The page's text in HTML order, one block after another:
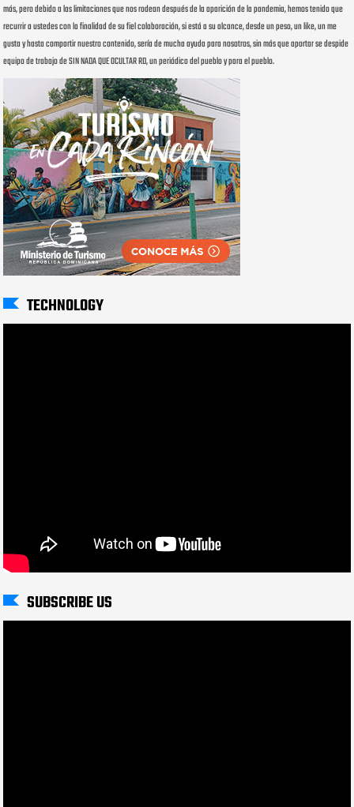
más, pero debido a las limitaciones que nos rodean después de la aparición de la pandemia, hemos tenido que
recurrir a ustedes con la finalidad de su fiel colaboración, si está a su alcance, desde un peso, un like, un me
gusta y hasta compartir nuestro contenido, sería de mucha ayuda para nosotros, sin más que aportar se despide
equipo de trabajo de SIN NADA QUE OCULTAR RD, un periódico del pueblo y para el pueblo.
TECHNOLOGY
SUBSCRIBE US